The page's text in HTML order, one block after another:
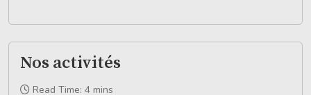
Nos activités
Read Time: 4 mins